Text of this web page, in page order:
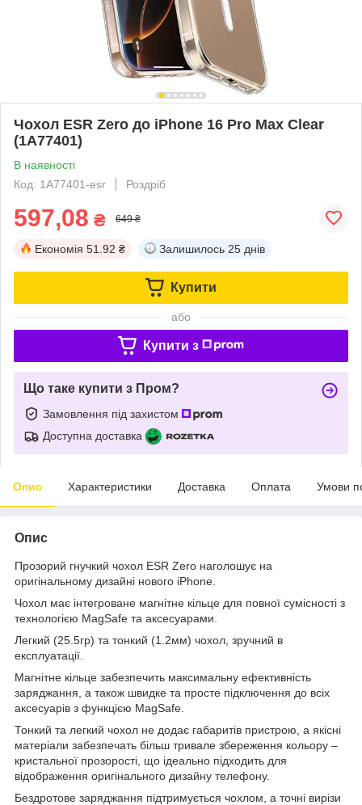
Чохол ESR Zero до iPhone 16 Pro Max Clear
(1A77401)
В наявності
Код: 1A77401-esr
Роздріб
597,08 ₴ 649 ₴
Економія 51.92 ₴ Залишилось 25 днів
Купити
або
Купити з
Що таке купити з Пром?
Замовлення під захистом
Доступна доставка
Опис Характеристики Доставка Оплата Умови
Опис
Прозорий гнучкий чохол ESR Zero наголошує на
оригінальному дизайні нового iPhone.
Чохол має інтегроване магнітне кільце для повної сумісності з
технологією MagSafe та аксесуарами.
Легкий (25.5гр) та тонкий (1.2мм) чохол, зручний в
експлуатації.
Магнітне кільце забезпечить максимальну ефективність
заряджання, а також швидке та просте підключення до всіх
аксесуарів з функцією MagSafe.
Тонкий та легкий чохол не додає габаритів пристрою, а якісні
матеріали забезпечать більш тривале збереження кольору –
кристальної прозорості, що ідеально підходить для
відображення оригінального дизайну телефону.
Бездротове заряджання підтримується чохлом, а точні вирізи